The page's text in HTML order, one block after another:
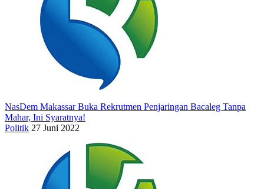
NasDem Makassar Buka Rekrutmen Penjaringan Bacaleg Tanpa
Mahar, Ini Syaratnya!
Politik 27 Juni 2022